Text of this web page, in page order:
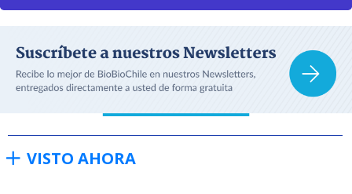
VISTO AHORA